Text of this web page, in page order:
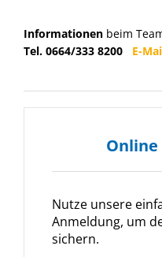
Informationen beim
Tel. 0664/333 8200 E-
Nutze unsere
Anmeldung, um
sichern.